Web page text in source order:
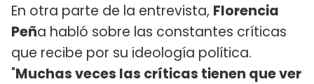
En otra parte de la entrevista, Florencia
Peña habló sobre las constantes críticas
que recibe por su ideología política.
"Muchas veces las críticas tienen que ver